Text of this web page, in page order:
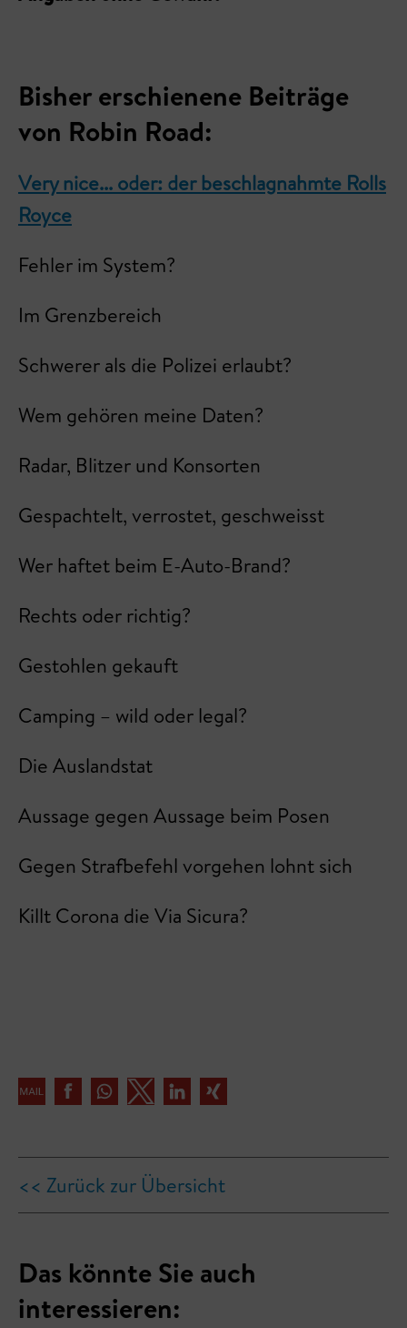
Bisher erschienene Beiträge
von Robin Road:
Very nice... oder: der beschlagnahmte Rolls
Royce
Fehler im System?
Im Grenzbereich
Schwerer als die Polizei erlaubt?
Wem gehören meine Daten?
Radar, Blitzer und Konsorten
Gespachtelt, verrostet, geschweisst
Wer haftet beim E-Auto-Brand?
Rechts oder richtig?
Gestohlen gekauft
Camping – wild oder legal?
Die Auslandstat
Aussage gegen Aussage beim Posen
Gegen Strafbefehl vorgehen lohnt sich
Killt Corona die Via Sicura?
<< Zurück zur Übersicht
Das könnte Sie auch
interessieren: